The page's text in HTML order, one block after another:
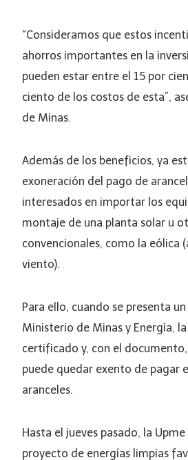
“Consideramos que estos
ahorros importantes en la
pueden estar entre el 15 por
ciento de los costos de esta”,
de Minas.
Además de los beneficios, ya
exoneración del pago de
interesados en importar los
montaje de una planta solar u
convencionales, como la eólica
viento).
Para ello, cuando se presenta
Ministerio de Minas y Energía,
certificado y, con el
puede quedar exento de pagar
aranceles.
Hasta el jueves pasado, la
proyecto de energías limpias